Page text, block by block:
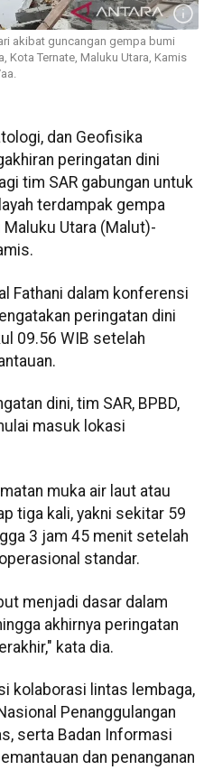
akibat guncangan gempa bumi
Kota Ternate, Maluku Utara, Kamis
dan Geofisika
peringatan dini
tim SAR gabungan untuk
terdampak gempa
Utara (Malut)-
Fathani dalam konferensi
peringatan dini
09.56 WIB setelah
dini, tim SAR, BPBD,
masuk lokasi
muka air laut atau
tiga kali, yakni sekitar 59
3 jam 45 menit setelah
standar.
menjadi dasar dalam
akhirnya peringatan
kata dia.
kolaborasi lintas lembaga,
Penanggulangan
serta Badan Informasi
dan penanganan